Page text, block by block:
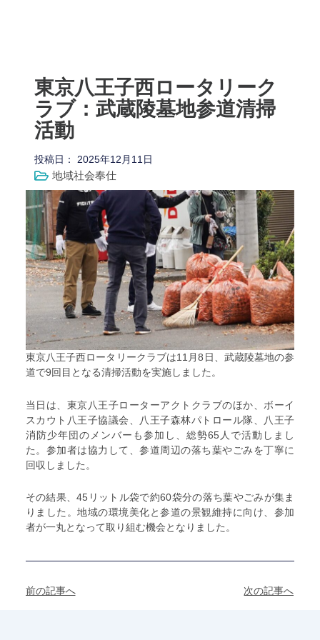
東京八王子西ロータリーク
ラブ：武蔵陵墓地参道清掃
活動
投稿日：
2025年12月11日
地域社会奉仕
東京八王子西ロータリークラブは11月8日、武蔵陵墓地の参
道で9回目となる清掃活動を実施しました。
当日は、東京八王子ローターアクトクラブのほか、ボーイ
スカウト八王子協議会、八王子森林パトロール隊、八王子
消防少年団のメンバーも参加し、総勢65人で活動しまし
た。参加者は協力して、参道周辺の落ち葉やごみを丁寧に
回収しました。
その結果、45リットル袋で約60袋分の落ち葉やごみが集ま
りました。地域の環境美化と参道の景観維持に向け、参加
者が一丸となって取り組む機会となりました。
前の記事へ 次の記事へ